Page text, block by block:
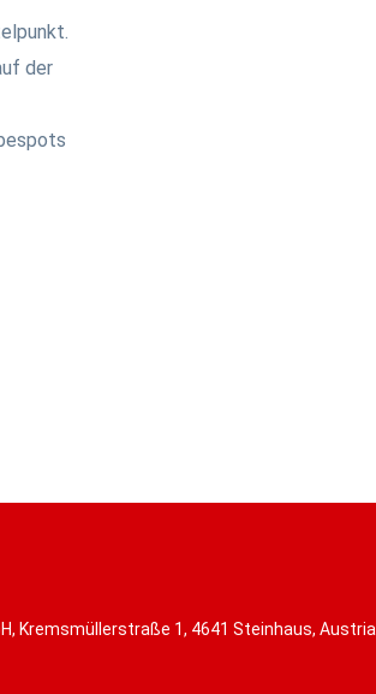
der
Kremsmüllerstraße 1, 4641 Steinhaus, Austria